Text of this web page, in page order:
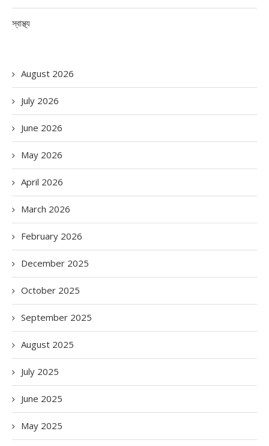
স্বাস্থ্য
August 2026
July 2026
June 2026
May 2026
April 2026
March 2026
February 2026
December 2025
October 2025
September 2025
August 2025
July 2025
June 2025
May 2025